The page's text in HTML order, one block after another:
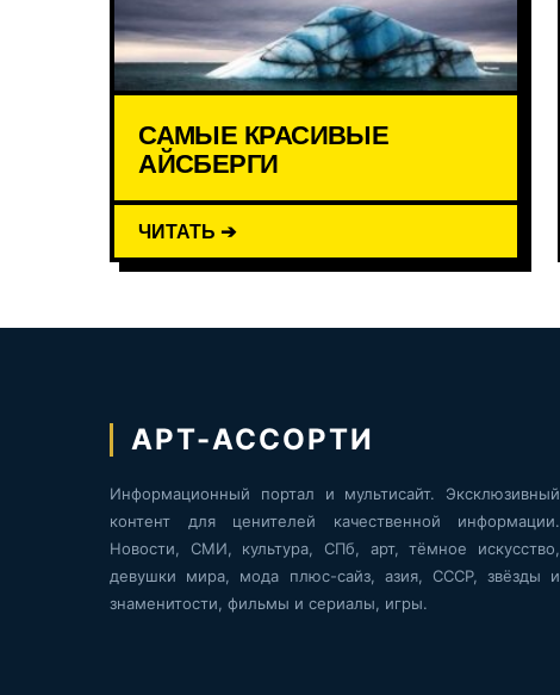
САМЫЕ КРАСИВЫЕ
АЙСБЕРГИ
ЧИТАТЬ ➔
АРТ-АССОРТИ
Информационный портал и мультисайт. Эксклюзивный
контент для ценителей качественной информации.
Новости, СМИ, культура, СПб, арт, тёмное искусство,
девушки мира, мода плюс-сайз, азия, СССР, звёзды и
знаменитости, фильмы и сериалы, игры.